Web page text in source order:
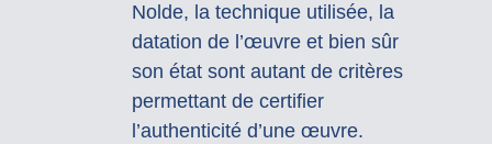
Nolde, la technique utilisée, la
datation de l’œuvre et bien sûr
son état sont autant de critères
permettant de certifier
l’authenticité d’une œuvre.